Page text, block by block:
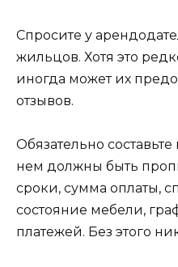
Спросите у
жильцов. Хотя это
иногда может их
отзывов.
Обязательно
нем должны быть
сроки, сумма оплаты,
состояние мебели,
платежей. Без этого